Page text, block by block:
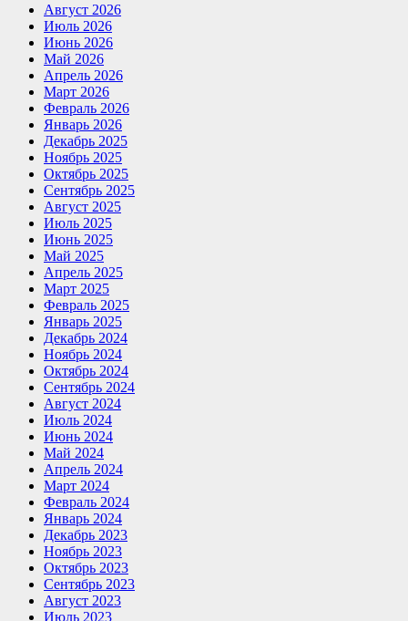
Август 2026
Июль 2026
Июнь 2026
Май 2026
Апрель 2026
Март 2026
Февраль 2026
Январь 2026
Декабрь 2025
Ноябрь 2025
Октябрь 2025
Сентябрь 2025
Август 2025
Июль 2025
Июнь 2025
Май 2025
Апрель 2025
Март 2025
Февраль 2025
Январь 2025
Декабрь 2024
Ноябрь 2024
Октябрь 2024
Сентябрь 2024
Август 2024
Июль 2024
Июнь 2024
Май 2024
Апрель 2024
Март 2024
Февраль 2024
Январь 2024
Декабрь 2023
Ноябрь 2023
Октябрь 2023
Сентябрь 2023
Август 2023
Июль 2023